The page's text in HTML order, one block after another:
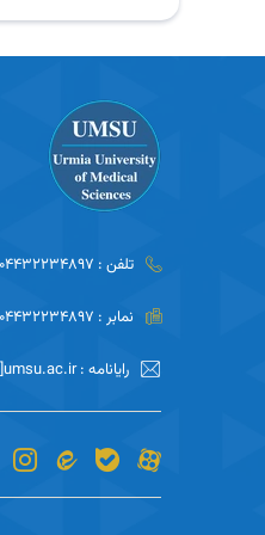
تلفن : 04432234897
نمابر : 04432234897
رایانامه : info[@]umsu.ac.ir